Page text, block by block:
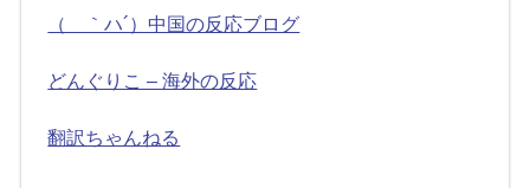
（ ｀ハ´）中国の反応ブログ
どんぐりこ – 海外の反応
翻訳ちゃんねる